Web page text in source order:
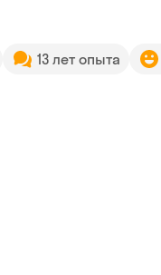
13 лет опыта